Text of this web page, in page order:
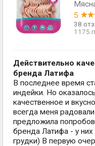
5
38
1175
Действительно
бренда Латифа
В последнее время
индейки. Но
качественное и
всегда меня
предложила
бренда Латифа - у
грудки) В первую